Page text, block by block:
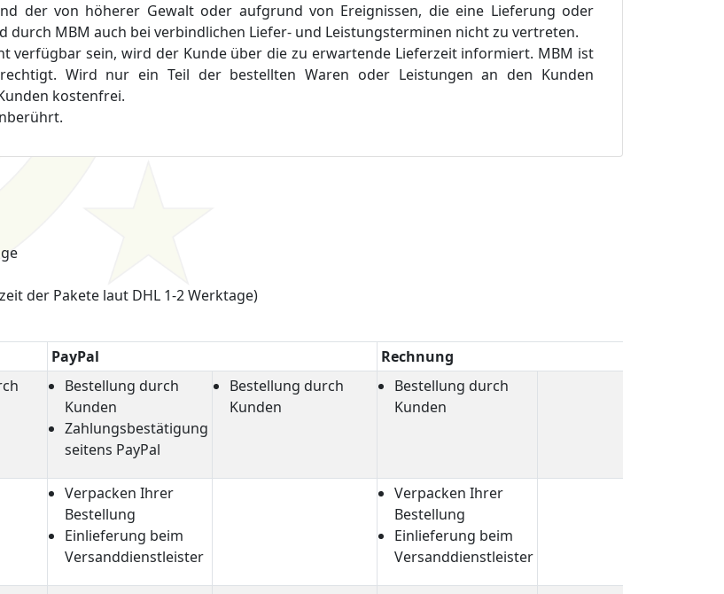
der von höherer Gewalt oder aufgrund von Ereignissen, die eine Lieferung oder
durch MBM auch bei verbindlichen Liefer- und Leistungsterminen nicht zu vertreten.
verfügbar sein, wird der Kunde über die zu erwartende Lieferzeit informiert. MBM ist
Wird nur ein Teil der bestellten Waren oder Leistungen an den Kunden
kostenfrei.
der Pakete laut DHL 1-2 Werktage)
PayPal
Rechnung
Bestellung durch
Kunden
Zahlungsbestätigung
seitens PayPal
Bestellung durch
Kunden
Bestellung durch
Kunden
Verpacken Ihrer
Bestellung
Einlieferung beim
Versanddienstleister
Verpacken Ihrer
Bestellung
Einlieferung beim
Versanddienstleister